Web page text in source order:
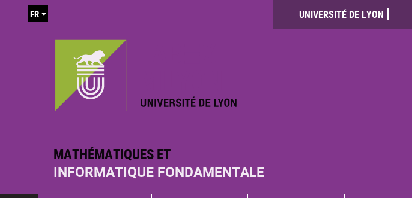
MATHÉMATIQUES ET
INFORMATIQUE FONDAMENTALE
UNIVERSITÉ DE LYON
FR